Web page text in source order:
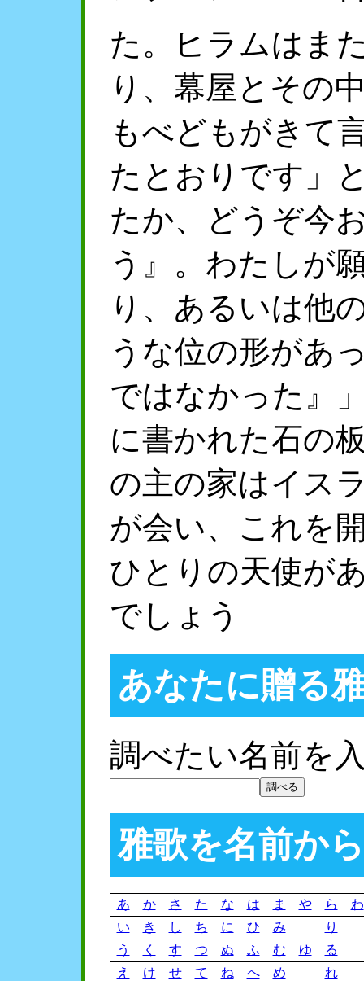
た。ヒラムはま
り、幕屋とその
もべどもがきて
たとおりです」
たか、どうぞ今
う』。わたしが
り、あるいは他
うな位の形があ
ではなかった』
に書かれた石の
の主の家はイス
が会い、これを
ひとりの天使が
でしょう
あなたに贈る
調べたい名前を
雅歌を名前か
あ か さ た な は ま や ら
わ
い
き し ち に ひ み
り
う
く す つ ぬ ふ む ゆ
る
え
け せ て ね へ め れ